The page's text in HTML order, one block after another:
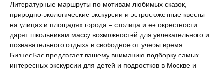
Литературные маршруты по мотивам любимых сказок,
природно-экологические экскурсии и остросюжетные квесты
на улицах и площадях города – столица и ее окрестности
дарят школьникам массу возможностей для увлекательного и
познавательного отдыха в свободное от учебы время.
БизнесБас предлагает вашему вниманию подборку самых
интересных экскурсии для детей и подростков в Москве и